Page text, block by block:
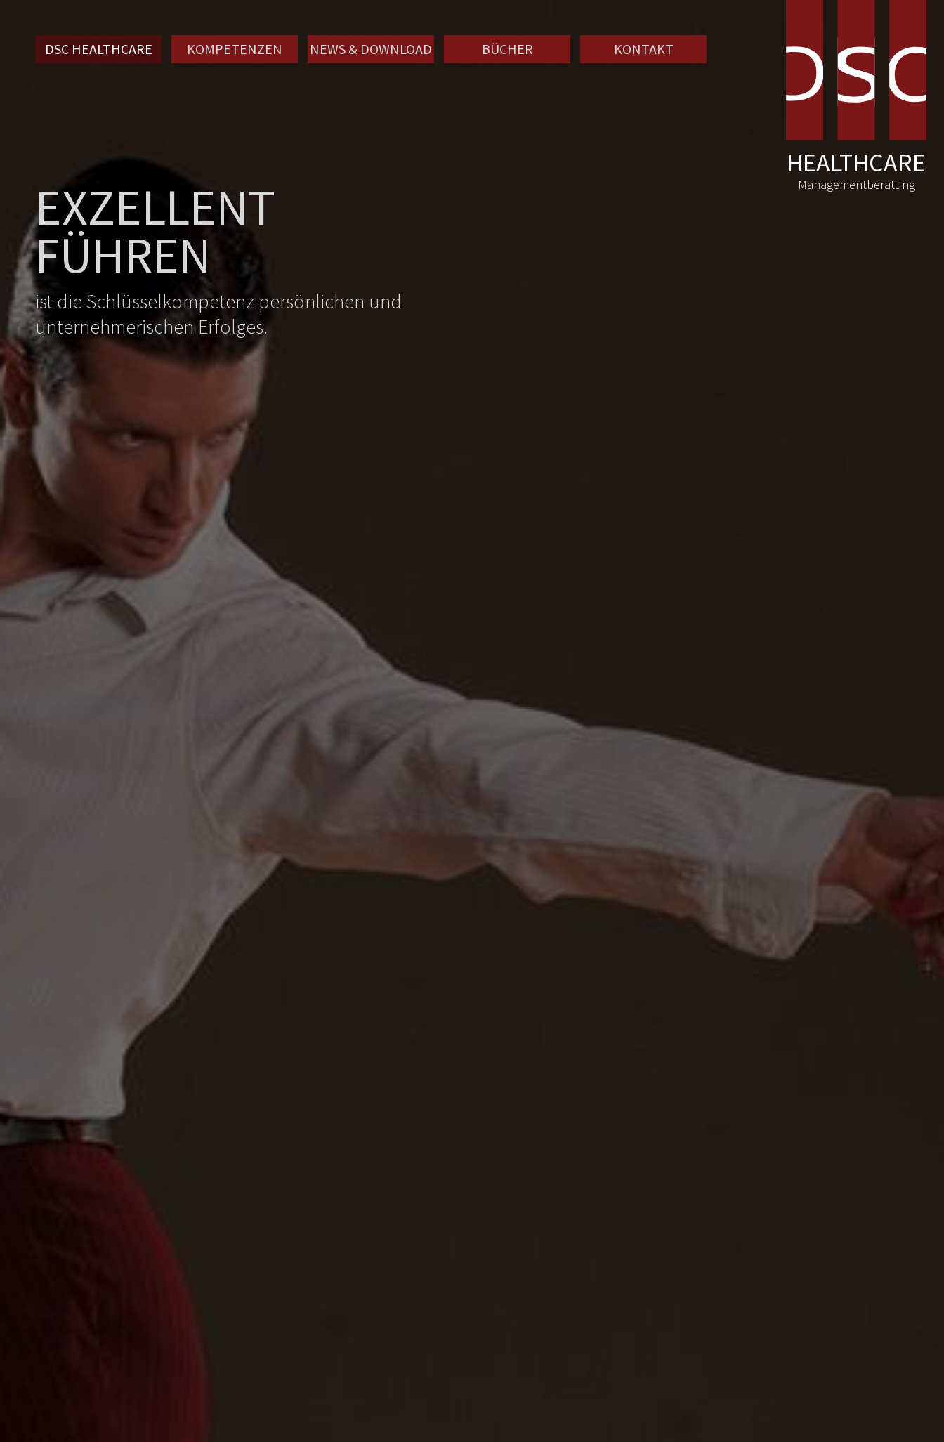
EXZELLENT
FÜHREN
ist die Schlüsselkompetenz persönlichen und
unternehmerischen Erfolges.
DSC HEALTHCARE KOMPETENZEN NEWS & DOWNLOAD BÜCHER KONTAKT
HEALTHCARE
Managementberatung